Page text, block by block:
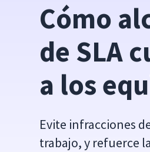
Cómo
de SLA
a los
Evite infracciones
trabajo, y refuerce